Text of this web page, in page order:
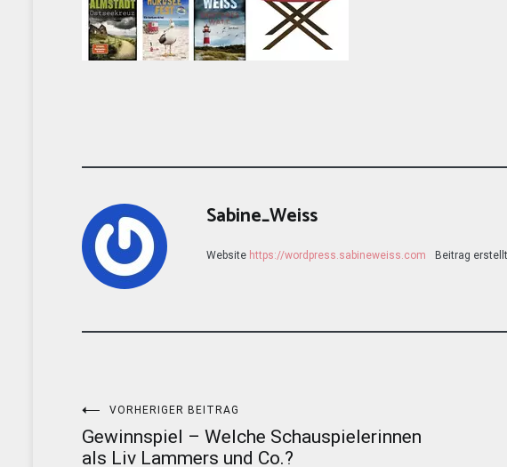
Sabine_Weiss
Website https://wordpress.sabineweiss.com Beitrag erstellt
Beitragsnavigation
VORHERIGER BEITRAG
Gewinnspiel – Welche Schauspielerinnen
als Liv Lammers und Co.?